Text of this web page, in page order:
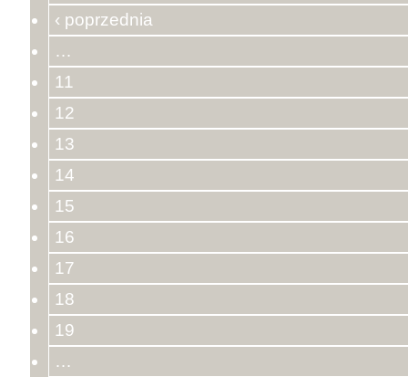
‹ poprzednia
…
11
12
13
14
15
16
17
18
19
…